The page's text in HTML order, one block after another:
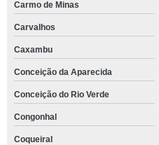
Carmo de Minas
Carvalhos
Caxambu
Conceição da Aparecida
Conceição do Rio Verde
Congonhal
Coqueiral